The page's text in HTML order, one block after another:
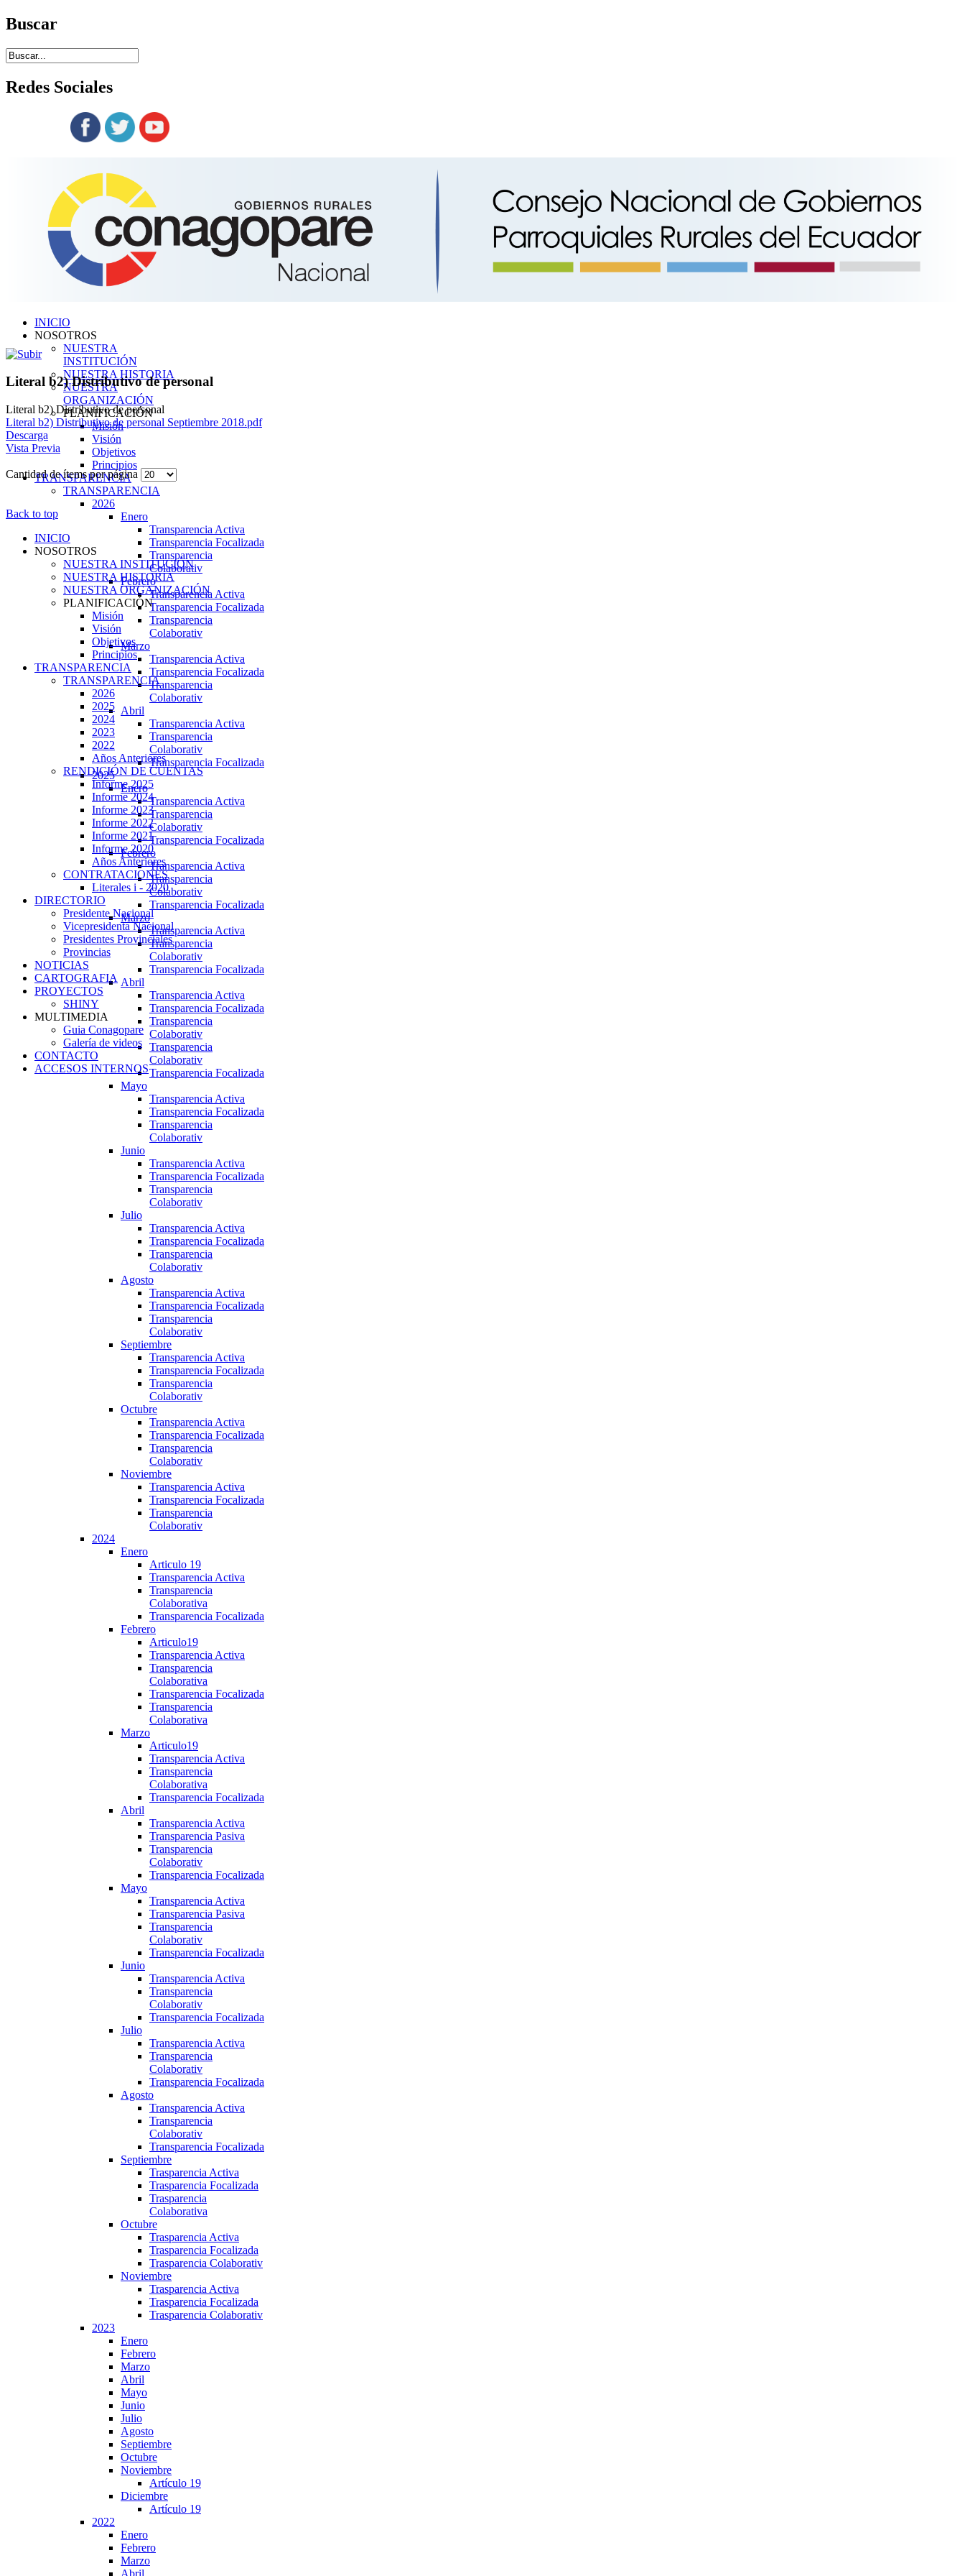
Buscar
Redes Sociales
INICIO
NOSOTROS
NUESTRA
INSTITUCIÓN
NUESTRA HISTORIA
NUESTRA
ORGANIZACIÓN
PLANIFICACIÓN
Misión
Visión
Objetivos
Principios
TRANSPARENCIA
TRANSPARENCIA
2026
Enero
Transparencia Activa
Transparencia Focalizada
Transparencia
Colaborativ
Febrero
Transparencia Activa
Transparencia Focalizada
Transparencia
Colaborativ
Marzo
Transparencia Activa
Transparencia Focalizada
Transparencia
Colaborativ
Abril
Transparencia Activa
Transparencia
Colaborativ
Transparencia Focalizada
2025
Enero
Transparencia Activa
Transparencia
Colaborativ
Transparencia Focalizada
Febrero
Transparencia Activa
Transparencia
Colaborativ
Transparencia Focalizada
Marzo
Transparencia Activa
Transparencia
Colaborativ
Transparencia Focalizada
Abril
Transparencia Activa
Transparencia Focalizada
Transparencia
Colaborativ
Transparencia
Colaborativ
Transparencia Focalizada
Mayo
Transparencia Activa
Transparencia Focalizada
Transparencia
Colaborativ
Junio
Transparencia Activa
Transparencia Focalizada
Transparencia
Colaborativ
Julio
Transparencia Activa
Transparencia Focalizada
Transparencia
Colaborativ
Agosto
Transparencia Activa
Transparencia Focalizada
Transparencia
Colaborativ
Septiembre
Transparencia Activa
Transparencia Focalizada
Transparencia
Colaborativ
Octubre
Transparencia Activa
Transparencia Focalizada
Transparencia
Colaborativ
Noviembre
Transparencia Activa
Transparencia Focalizada
Transparencia
Colaborativ
2024
Enero
Articulo 19
Transparencia Activa
Transparencia
Colaborativa
Transparencia Focalizada
Febrero
Articulo19
Transparencia Activa
Transparencia
Colaborativa
Transparencia Focalizada
Transparencia
Colaborativa
Marzo
Articulo19
Transparencia Activa
Transparencia
Colaborativa
Transparencia Focalizada
Abril
Transparencia Activa
Transparencia Pasiva
Transparencia
Colaborativ
Transparencia Focalizada
Mayo
Transparencia Activa
Transparencia Pasiva
Transparencia
Colaborativ
Transparencia Focalizada
Junio
Transparencia Activa
Transparencia
Colaborativ
Transparencia Focalizada
Julio
Transparencia Activa
Transparencia
Colaborativ
Transparencia Focalizada
Agosto
Transparencia Activa
Transparencia
Colaborativ
Transparencia Focalizada
Septiembre
Trasparencia Activa
Trasparencia Focalizada
Trasparencia
Colaborativa
Octubre
Trasparencia Activa
Trasparencia Focalizada
Trasparencia Colaborativ
Noviembre
Trasparencia Activa
Trasparencia Focalizada
Trasparencia Colaborativ
2023
Enero
Febrero
Marzo
Abril
Mayo
Junio
Julio
Agosto
Septiembre
Octubre
Noviembre
Artículo 19
Diciembre
Artículo 19
2022
Enero
Febrero
Marzo
Abril
Literal b2) Distributivo de personal
Literal b2) Distributivo de personal
Literal b2) Distributivo de personal Septiembre 2018.pdf
Descarga
Vista Previa
Cantidad de ítems por página
Back to top
INICIO
NOSOTROS
NUESTRA INSTITUCIÓN
NUESTRA HISTORIA
NUESTRA ORGANIZACIÓN
PLANIFICACIÓN
Misión
Visión
Objetivos
Principios
TRANSPARENCIA
TRANSPARENCIA
2026
2025
2024
2023
2022
Años Anteriores
RENDICIÓN DE CUENTAS
Informe 2025
Informe 2024
Informe 2023
Informe 2022
Informe 2021
Informe 2020
Años Anteriores
CONTRATACIONES
Literales i - 2020
DIRECTORIO
Presidente Nacional
Vicepresidenta Nacional
Presidentes Provinciales
Provincias
NOTICIAS
CARTOGRAFIA
PROYECTOS
SHINY
MULTIMEDIA
Guia Conagopare
Galería de videos
CONTACTO
ACCESOS INTERNOS